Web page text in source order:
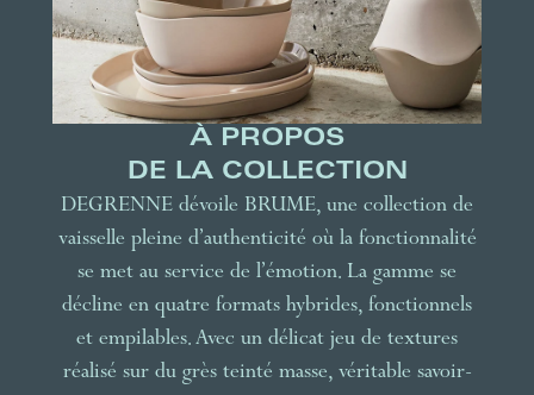
À PROPOS
DE LA COLLECTION
DEGRENNE dévoile BRUME, une collection de
vaisselle pleine d’authenticité où la fonctionnalité
se met au service de l’émotion. La gamme se
décline en quatre formats hybrides, fonctionnels
et empilables. Avec un délicat jeu de textures
réalisé sur du grès teinté masse, véritable savoir-